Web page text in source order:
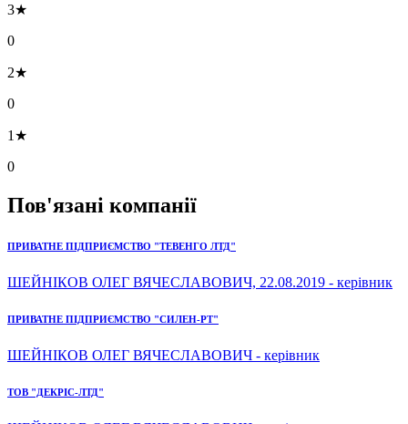
3★
0
2★
0
1★
0
Пов'язані компанії
ПРИВАТНЕ ПІДПРИЄМСТВО "ТЕВЕНГО ЛТД"
ШЕЙНІКОВ ОЛЕГ ВЯЧЕСЛАВОВИЧ, 22.08.2019 - керівник
ПРИВАТНЕ ПІДПРИЄМСТВО "СИЛЕН-РТ"
ШЕЙНІКОВ ОЛЕГ ВЯЧЕСЛАВОВИЧ - керівник
ТОВ "ДЕКРІС-ЛТД"